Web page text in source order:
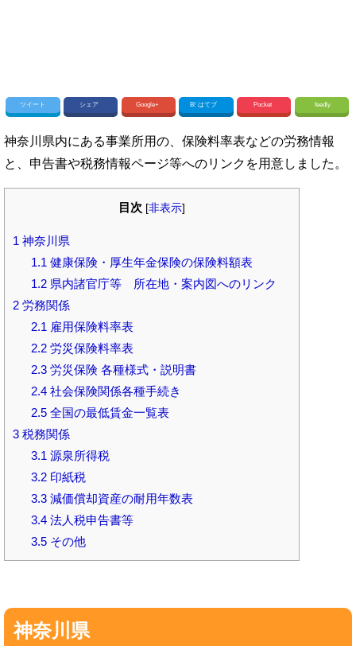
ツイート シェア Google+ B! はてブ Pocket feedly
神奈川県内にある事業所用の、保険料率表などの労務情報
と、申告書や税務情報ページ等へのリンクを用意しました。
目次 [非表示]
1 神奈川県
1.1 健康保険・厚生年金保険の保険料額表
1.2県内諸官庁等 所在地・案内図へのリンク
2 労務関係
2.1 雇用保険料率表
2.2労災保険料率表
2.3労災保険 各種様式・説明書
2.4社会保険関係各種手続き
2.5全国の最低賃金一覧表
3 税務関係
3.1 源泉所得税
3.2印紙税
3.3減価償却資産の耐用年数表
3.4法人税申告書等
3.5その他
神奈川県